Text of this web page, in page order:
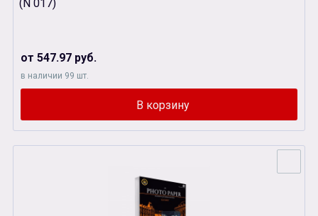
(N 017)
от 547.97 руб.
в наличии 99 шт.